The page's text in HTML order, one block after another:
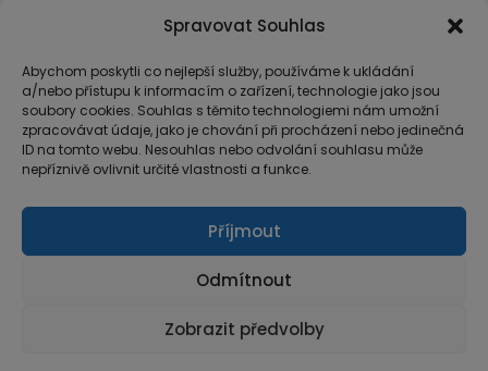
Spravovat Souhlas
Abychom poskytli co nejlepší služby, používáme k ukládání
a/nebo přístupu k informacím o zařízení, technologie jako jsou
soubory cookies. Souhlas s těmito technologiemi nám umožní
zpracovávat údaje, jako je chování při procházení nebo jedinečná
ID na tomto webu. Nesouhlas nebo odvolání souhlasu může
nepříznivě ovlivnit určité vlastnosti a funkce.
Příjmout
Odmítnout
Zobrazit předvolby
usnadňující nákup.
© Copyright 2026 MarketArt